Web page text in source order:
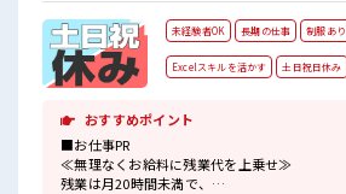
未経験者OK 長期の仕事 制服あり
Excelスキルを活かす 土日祝日休み
おすすめポイント
■お仕事PR
≪無理なくお給料に残業代を上乗せ≫
残業は月20時間未満で、